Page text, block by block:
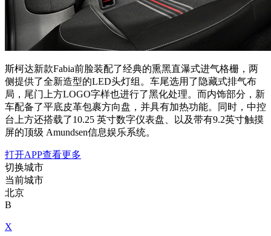
斯柯达新款Fabia前脸装配了经典的熏黑直瀑式进气格栅，两
侧提供了全新造型的LED头灯组。车尾选用了隐藏式排气布
局，尾门上方LOGO字样也进行了黑化处理。而内饰部分，新
车配备了平底皮革包裹方向盘，并具有加热功能。同时，中控
台上方还搭载了10.25 英寸数字仪表盘、以及带有9.2英寸触摸
屏的顶级 Amundsen信息娱乐系统。
打开APP查看更多
切换城市
当前城市
北京
B
X